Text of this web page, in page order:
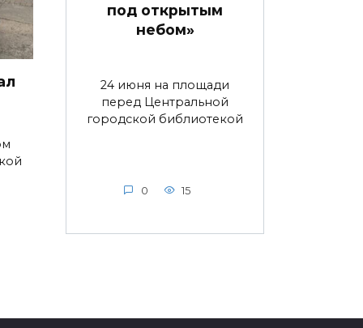
под открытым
небом»
24 июня на площади
перед Центральной
городской библиотекой
0 15